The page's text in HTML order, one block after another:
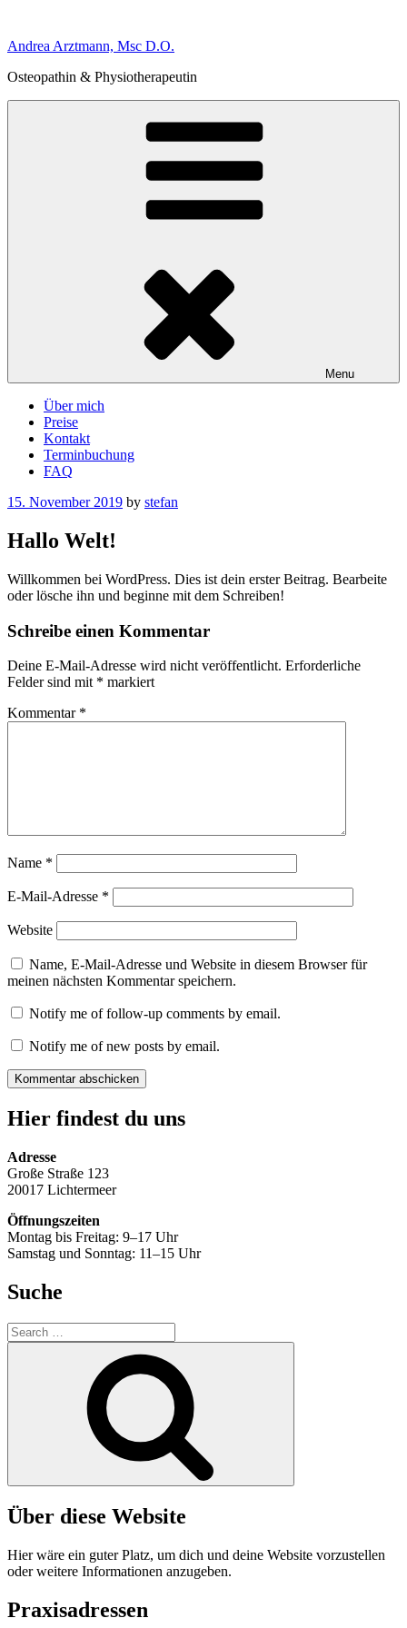
content
Andrea Arztmann, Msc D.O.
Osteopathin & Physiotherapeutin
Menu
Über mich
Preise
Kontakt
Terminbuchung
FAQ
Posted
15. November 2019 by stefan
Hallo Welt!
Willkommen bei WordPress. Dies ist dein erster Beitrag. Bearbeite
oder lösche ihn und beginne mit dem Schreiben!
Schreibe einen Kommentar
Deine E-Mail-Adresse wird nicht veröffentlicht. Erforderliche
Felder sind mit * markiert
Kommentar *
Name *
E-Mail-Adresse *
Website
Name, E-Mail-Adresse und Website in diesem Browser für
meinen nächsten Kommentar speichern.
Notify me of follow-up comments by email.
Notify me of new posts by email.
Hier findest du uns
Adresse
Große Straße 123
20017 Lichtermeer
Öffnungszeiten
Montag bis Freitag: 9–17 Uhr
Samstag und Sonntag: 11–15 Uhr
Suche
Search
for:
Über diese Website
Hier wäre ein guter Platz, um dich und deine Website vorzustellen
oder weitere Informationen anzugeben.
Praxisadressen